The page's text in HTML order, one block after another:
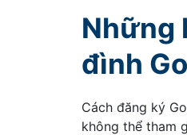
Những
đình
Cách đăng ký
không thể tham